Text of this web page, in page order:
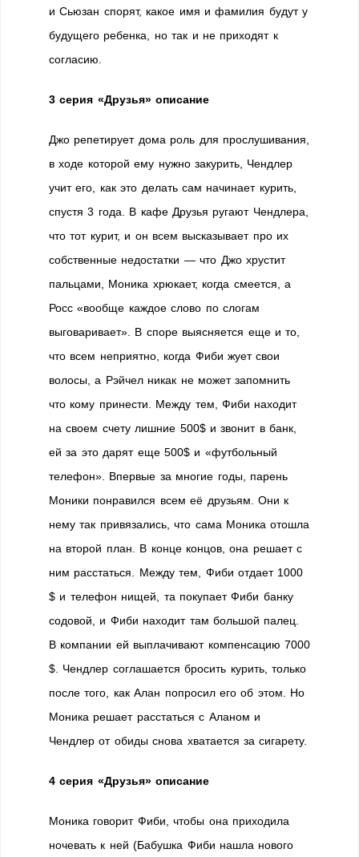
и Сьюзан спорят, какое имя и фамилия будут у
будущего ребенка, но так и не приходят к
согласию.
3 серия «Друзья» описание
Джо репетирует дома роль для прослушивания,
в ходе которой ему нужно закурить, Чендлер
учит его, как это делать сам начинает курить,
спустя 3 года. В кафе Друзья ругают Чендлера,
что тот курит, и он всем высказывает про их
собственные недостатки — что Джо хрустит
пальцами, Моника хрюкает, когда смеется, а
Росс «вообще каждое слово по слогам
выговаривает». В споре выясняется еще и то,
что всем неприятно, когда Фиби жует свои
волосы, а Рэйчел никак не может запомнить
что кому принести. Между тем, Фиби находит
на своем счету лишние 500$ и звонит в банк,
ей за это дарят еще 500$ и «футбольный
телефон». Впервые за многие годы, парень
Моники понравился всем её друзьям. Они к
нему так привязались, что сама Моника отошла
на второй план. В конце концов, она решает с
ним расстаться. Между тем, Фиби отдает 1000
$ и телефон нищей, та покупает Фиби банку
содовой, и Фиби находит там большой палец.
В компании ей выплачивают компенсацию 7000
$. Чендлер соглашается бросить курить, только
после того, как Алан попросил его об этом. Но
Моника решает расстаться с Аланом и
Чендлер от обиды снова хватается за сигарету.
4 серия «Друзья» описание
Моника говорит Фиби, чтобы она приходила
ночевать к ней (Бабушка Фиби нашла нового